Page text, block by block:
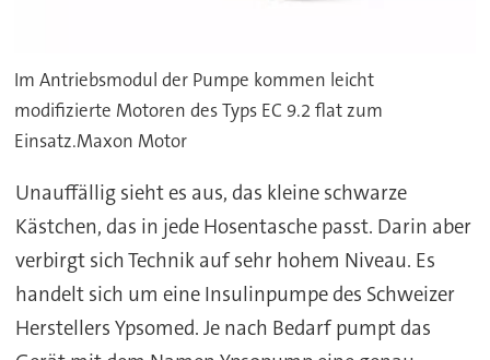
Im Antriebsmodul der Pumpe kommen leicht
modifizierte Motoren des Typs EC 9.2 flat zum
Einsatz.Maxon Motor
Unauffällig sieht es aus, das kleine schwarze
Kästchen, das in jede Hosentasche passt. Darin aber
verbirgt sich Technik auf sehr hohem Niveau. Es
handelt sich um eine Insulinpumpe des Schweizer
Herstellers Ypsomed. Je nach Bedarf pumpt das